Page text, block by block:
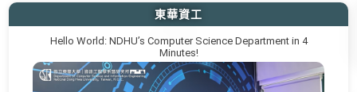
東華資工
Hello World: NDHU’s Computer Science Department in 4
Minutes!